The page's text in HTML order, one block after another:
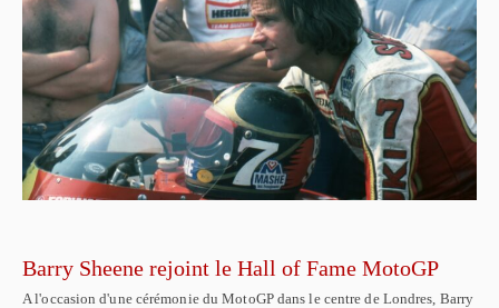
Barry Sheene rejoint le Hall of Fame MotoGP
A l'occasion d'une cérémonie du MotoGP dans le centre de Londres, Barry